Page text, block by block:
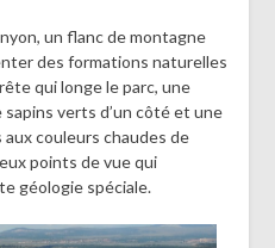
un flanc de montagne
des formations naturelles
qui longe le parc, une
verts d’un côté et une
couleurs chaudes de
points de vue qui
géologie spéciale.